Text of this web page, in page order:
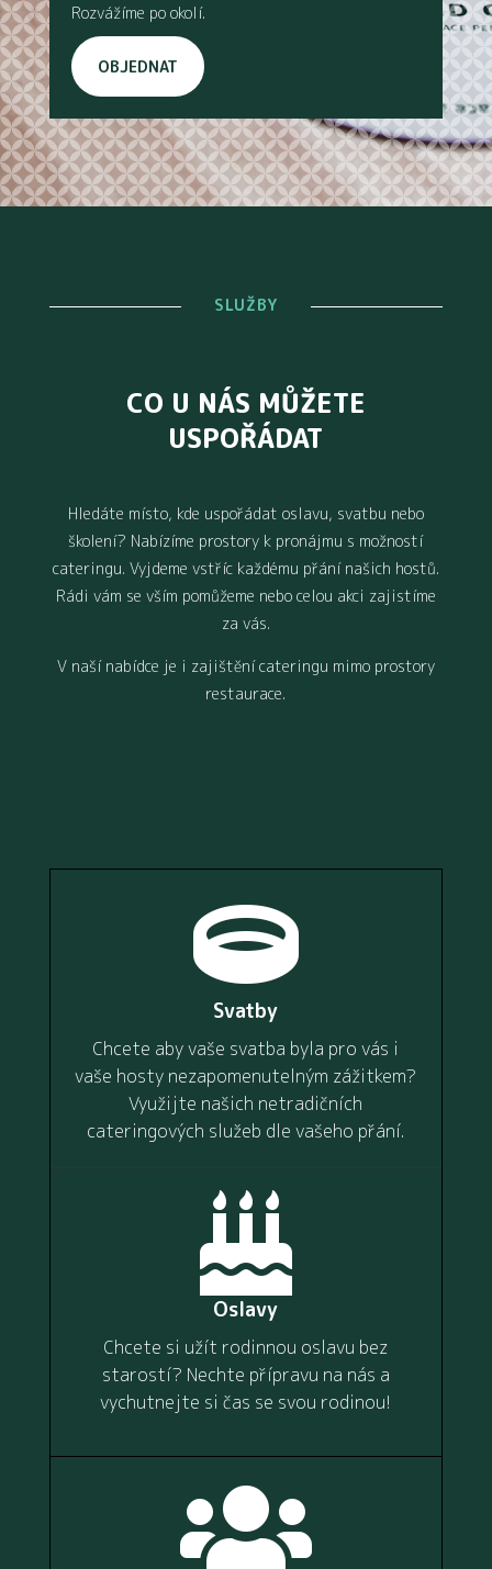
Rozvážíme po okolí.
OBJEDNAT
SLUŽBY
SLUŽBY
CO U NÁS MŮŽETE
USPOŘÁDAT
Hledáte místo, kde uspořádat oslavu, svatbu nebo
školení? Nabízíme prostory k pronájmu s možností
cateringu. Vyjdeme vstříc každému přání našich hostů.
Rádi vám se vším pomůžeme nebo celou akci zajistíme
za vás.
V naší nabídce je i zajištění cateringu mimo prostory
restaurace.

Svatby
Chcete aby vaše svatba byla pro vás i
vaše hosty nezapomenutelným zážitkem?
Využijte našich netradičních
cateringových služeb dle vašeho přání.

Oslavy
Chcete si užít rodinnou oslavu bez
starostí? Nechte přípravu na nás a
vychutnejte si čas se svou rodinou!
